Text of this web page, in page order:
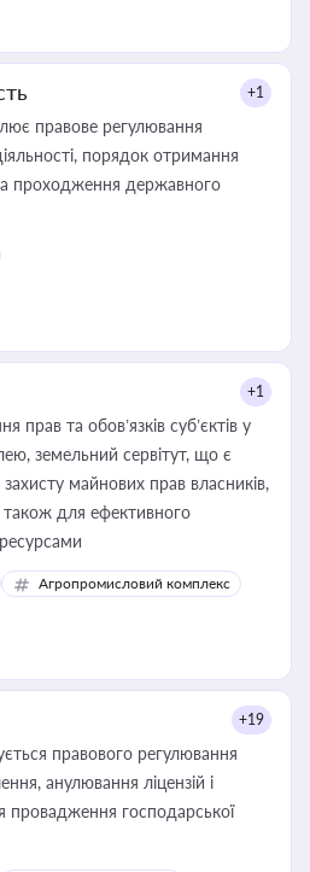
+1
правове регулювання
порядок отримання
проходження державного
+1
прав та обов’язків суб’єктів у
земельний сервітут, що є
майнових прав власників,
для ефективного
Агропромисловий комплекс
+19
правового регулювання
анулювання ліцензій і
провадження господарської